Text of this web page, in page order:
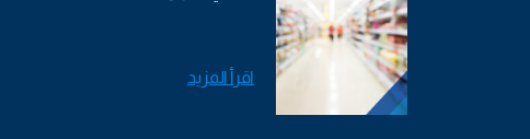
اقرأ المزيد